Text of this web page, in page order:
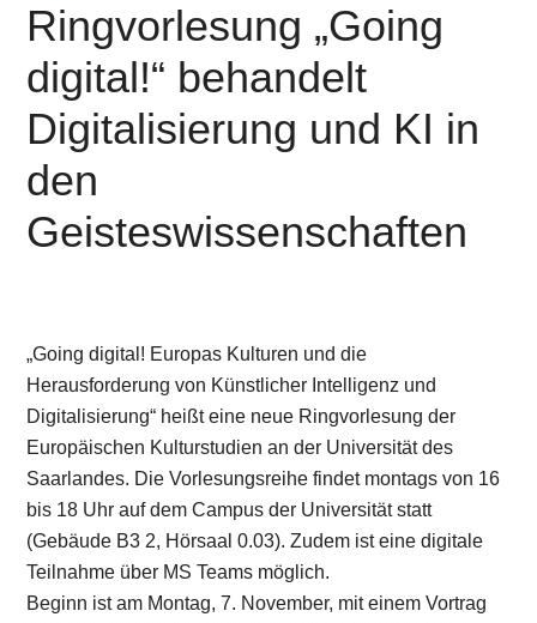
Ringvorlesung „Going
digital!“ behandelt
Digitalisierung und KI in
den
Geisteswissenschaften
„Going digital! Europas Kulturen und die
Herausforderung von Künstlicher Intelligenz und
Digitalisierung“ heißt eine neue Ringvorlesung der
Europäischen Kulturstudien an der Universität des
Saarlandes. Die Vorlesungsreihe findet montags von 16
bis 18 Uhr auf dem Campus der Universität statt
(Gebäude B3 2, Hörsaal 0.03). Zudem ist eine digitale
Teilnahme über MS Teams möglich.
Beginn ist am Montag, 7. November, mit einem Vortrag